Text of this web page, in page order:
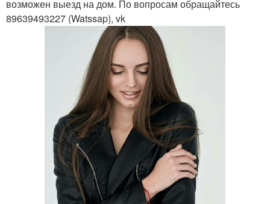
возможен выезд на дом. По вопросам обращайтесь
89639493227 (Watssap), vk